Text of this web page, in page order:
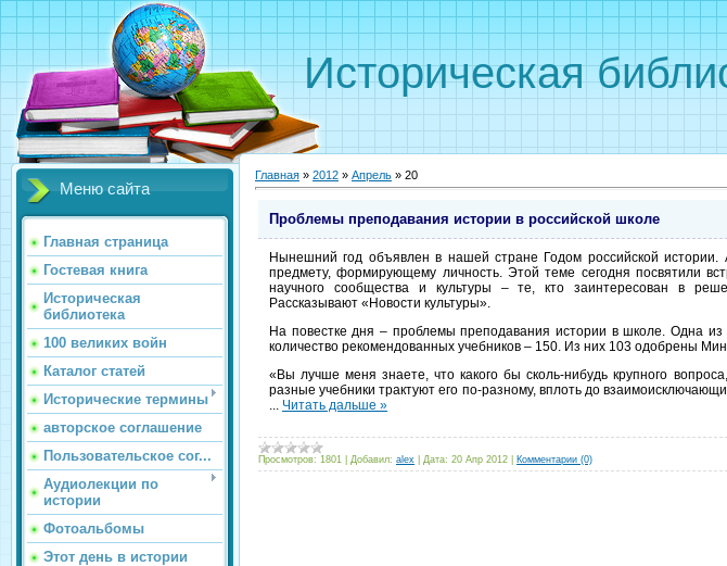
Историческая
Меню сайта
Главная страница
Гостевая книга
Историческая
библиотека
100 великих войн
Каталог статей
Исторические термины
авторское соглашение
Пользовательское сог...
Аудиолекции по
истории
Фотоальбомы
Этот день в истории
Главная » 2012 » Апрель » 20
Проблемы преподавания истории в российской школе
Нынешний год объявлен в нашей стране Годом российской
предмету, формирующему личность. Этой теме сегодня посвятили
научного сообщества и культуры – те, кто заинтересован в
Рассказывают «Новости культуры».
На повестке дня – проблемы преподавания истории в школе. Одна
количество рекомендованных учебников – 150. Из них 103 одобрены
«Вы лучше меня знаете, что какого бы сколь-нибудь крупного
разные учебники трактуют его по-разному, вплоть до
Читать дальше »
Просмотров: 1801 Добавил: alex Дата: 20 Апр 2012 Комментарии (0)